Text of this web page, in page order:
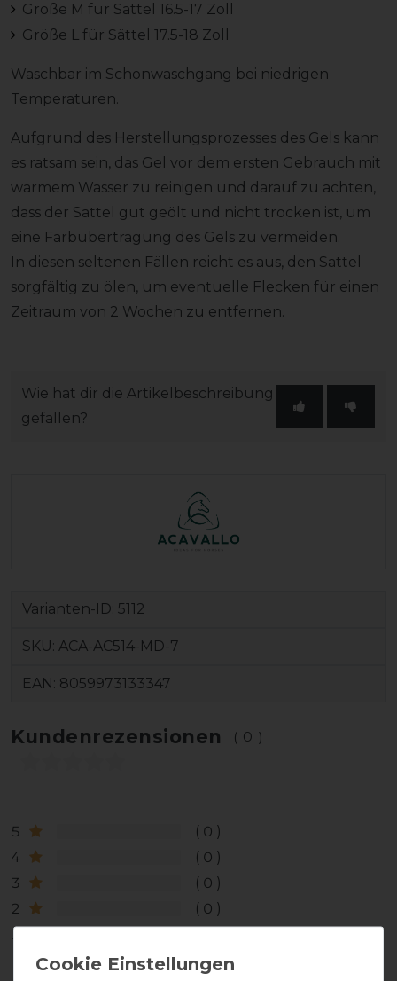
Größe M für Sättel 16.5-17 Zoll
Größe L für Sättel 17.5-18 Zoll
Waschbar im Schonwaschgang bei niedrigen
Temperaturen.
Aufgrund des Herstellungsprozesses des Gels kann
es ratsam sein, das Gel vor dem ersten Gebrauch mit
warmem Wasser zu reinigen und darauf zu achten,
dass der Sattel gut geölt und nicht trocken ist, um
eine Farbübertragung des Gels zu vermeiden.
In diesen seltenen Fällen reicht es aus, den Sattel
sorgfältig zu ölen, um eventuelle Flecken für einen
Zeitraum von 2 Wochen zu entfernen.
Wie hat dir die Artikelbeschreibung
gefallen?
Varianten-ID: 5112
SKU: ACA-AC514-MD-7
EAN: 8059973133347
Kundenrezensionen (0)
5
0
4
0
3
0
2
0
1